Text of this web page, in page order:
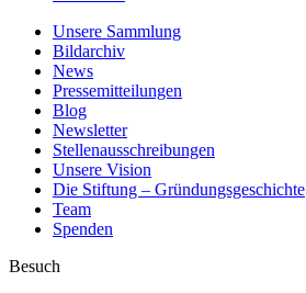
Unsere Sammlung
Bildarchiv
News
Pressemitteilungen
Blog
Newsletter
Stellenausschreibungen
Unsere Vision
Die Stiftung – Gründungsgeschichte
Team
Spenden
Besuch